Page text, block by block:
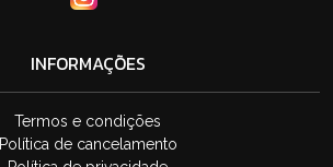
INFORMAÇÕES
Termos e condições
Política de cancelamento